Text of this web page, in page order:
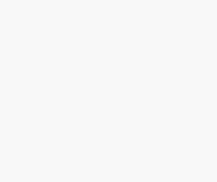
vụ cưới tại Sơn La